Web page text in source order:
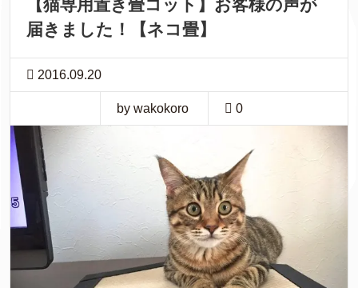
【猫専用置き畳コット】お客様の声が
届きました！【ネコ畳】
2016.09.20
by wakokoro 0